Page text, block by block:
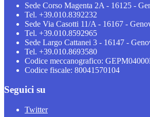
Sede Corso Magenta 2A - 16125 -
Tel. +39.010.8392232
Sede Via Casotti 11/A - 16167 -
Tel. +39.010.8592965
Sede Largo Cattanei 3 - 16147 -
Tel. +39.010.8693580
Codice meccanografico:
Codice fiscale: 80041570104
Seguici su
Twitter